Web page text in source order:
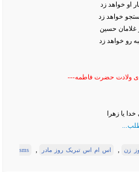
او خواهد زد
خواهد زد
غلامان حسین
رو خواهد زد
ولادت حضرت فاطمه---
یا زهرا
زن اس ام اس تبریک روز مادر
sms